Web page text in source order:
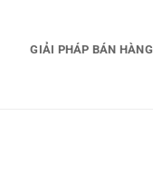
GIẢI PHÁP BÁN HÀNG